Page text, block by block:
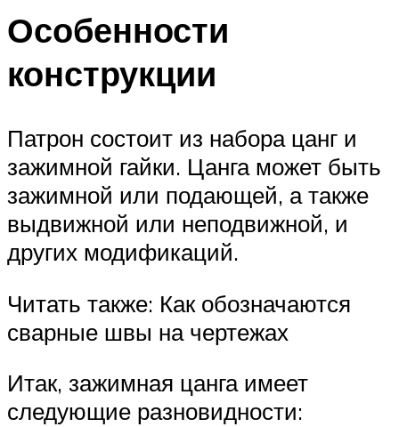
Особенности
конструкции
Патрон состоит из набора цанг и
зажимной гайки. Цанга может быть
зажимной или подающей, а также
выдвижной или неподвижной, и
других модификаций.
Читать также: Как обозначаются
сварные швы на чертежах
Итак, зажимная цанга имеет
следующие разновидности: